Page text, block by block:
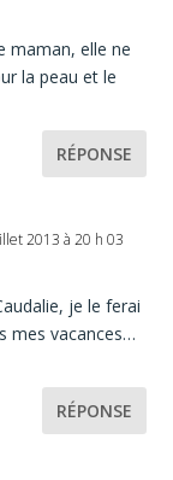
maman, elle ne
la peau et le
RÉPONSE
2013 à 20 h 03
je le ferai
mes vacances…
RÉPONSE